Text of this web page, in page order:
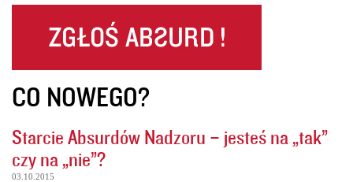
CO NOWEGO?
Starcie Absurdów Nadzoru – jesteś na „tak”
czy na „nie”?
03.10.2015